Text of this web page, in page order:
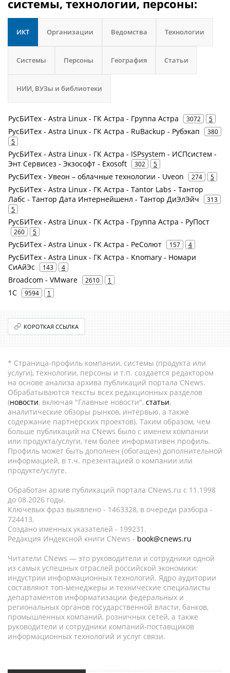
системы, технологии, персоны:
ИКТ Организации Ведомства Технологии
Системы Персоны География Статьи
НИИ, ВУЗы и библиотеки
РусБИТех - Astra Linux - ГК Астра - Группа Астра 3072 5
РусБИТех - Astra Linux - ГК Астра - RuBackup - Рубэкап
380
5
РусБИТех - Astra Linux - ГК Астра - ISPsystem - ИСПсистем -
Энт Сервисез - Экзософт - Exosoft
302 5
РусБИТех - Увеон – облачные технологии - Uveon 274 5
РусБИТех - Astra Linux - ГК Астра - Tantor Labs - Тантор
Лабс - Тантор Дата Интернейшенл - Тантор ДиЭлЭйч
313
5
РусБИТех - Astra Linux - ГК Астра - Группа Астра - РуПост
260 5
РусБИТех - Astra Linux - ГК Астра - РеСолют 157 4
РусБИТех - Astra Linux - ГК Астра - Knomary - Номари
СиАйЭс
143 4
Broadcom - VMware 2610 1
1С 9594 1
КОРОТКАЯ ССЫЛКА
* Страница-профиль компании, системы (продукта или
услуги), технологии, персоны и т.п. создается редактором
на основе анализа архива публикаций портала CNews.
Обрабатываются тексты всех редакционных разделов
(новости, включая "Главные новости", статьи,
аналитические обзоры рынков, интервью, а также
содержание партнёрских проектов). Таким образом, чем
больше публикаций на CNews было с именем компании
или продукта/услуги, тем более информативен профиль.
Профиль может быть дополнен (обогащен) дополнительной
информацией, в т.ч. презентацией о компании или
продукте/услуге.
Обработан архив публикаций портала CNews.ru c 11.1998
до 08.2026 годы.
Ключевых фраз выявлено - 1463328, в очереди разбора -
724413.
Создано именных указателей - 199231.
Редакция Индексной книги CNews - book@cnews.ru
Читатели CNews — это руководители и сотрудники одной
из самых успешных отраслей российской экономики:
индустрии информационных технологий. Ядро аудитории
составляют топ-менеджеры и технические специалисты
департаментов информатизации федеральных и
региональных органов государственной власти, банков,
промышленных компаний, розничных сетей, а также
руководители и сотрудники компаний-поставщиков
информационных технологий и услуг связи.